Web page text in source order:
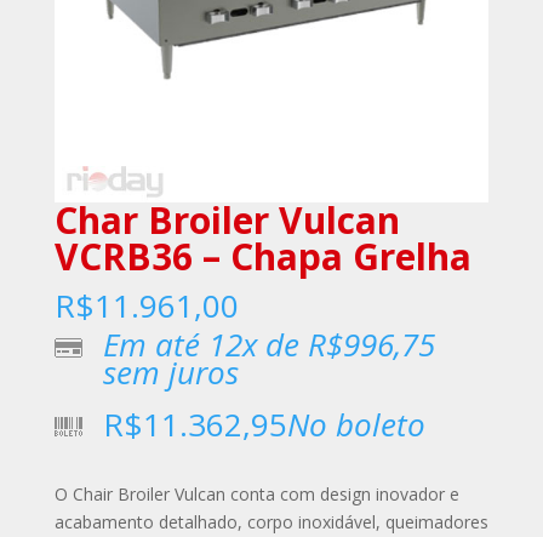
Char Broiler Vulcan
VCRB36 – Chapa Grelha
R$11.961,00
Em até 12x de R$996,75
sem juros
R$11.362,95No boleto
O Chair Broiler Vulcan conta com design inovador e
acabamento detalhado, corpo inoxidável, queimadores